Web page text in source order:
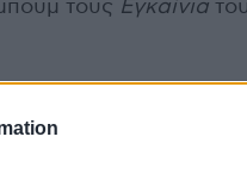
τους Εγκαίνια του